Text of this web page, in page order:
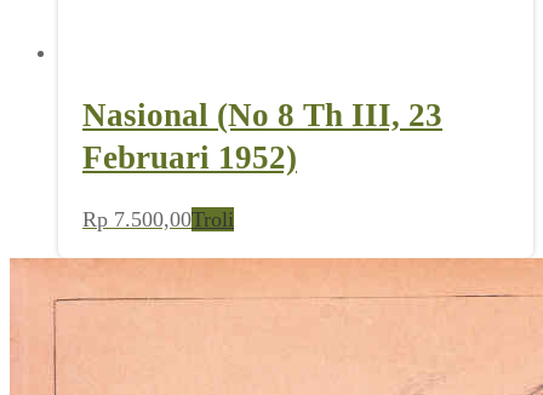
Nasional (No 8 Th III, 23
Februari 1952)
Rp 7.500,00Troli